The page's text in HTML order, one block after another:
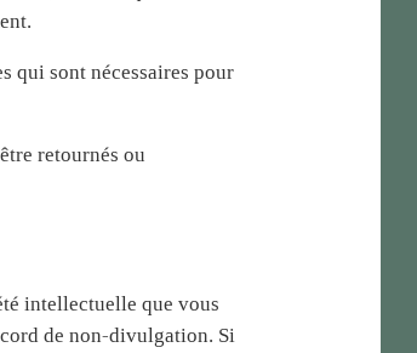
qui sont nécessaires pour
retournés ou
intellectuelle que vous
de non-divulgation. Si